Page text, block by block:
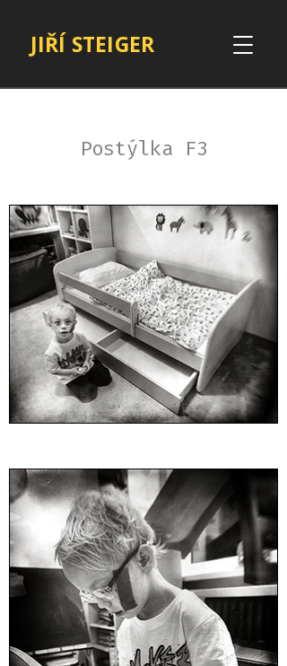
JIŘÍ STEIGER
Postýlka F3